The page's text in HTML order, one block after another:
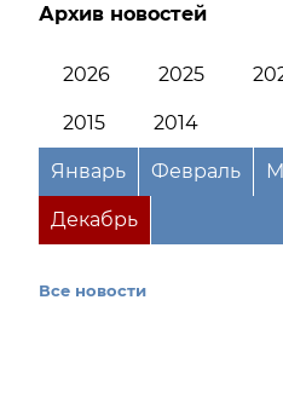
Архив новостей
2026 2025
2015 2014
Январь Февраль
Декабрь
Все новости